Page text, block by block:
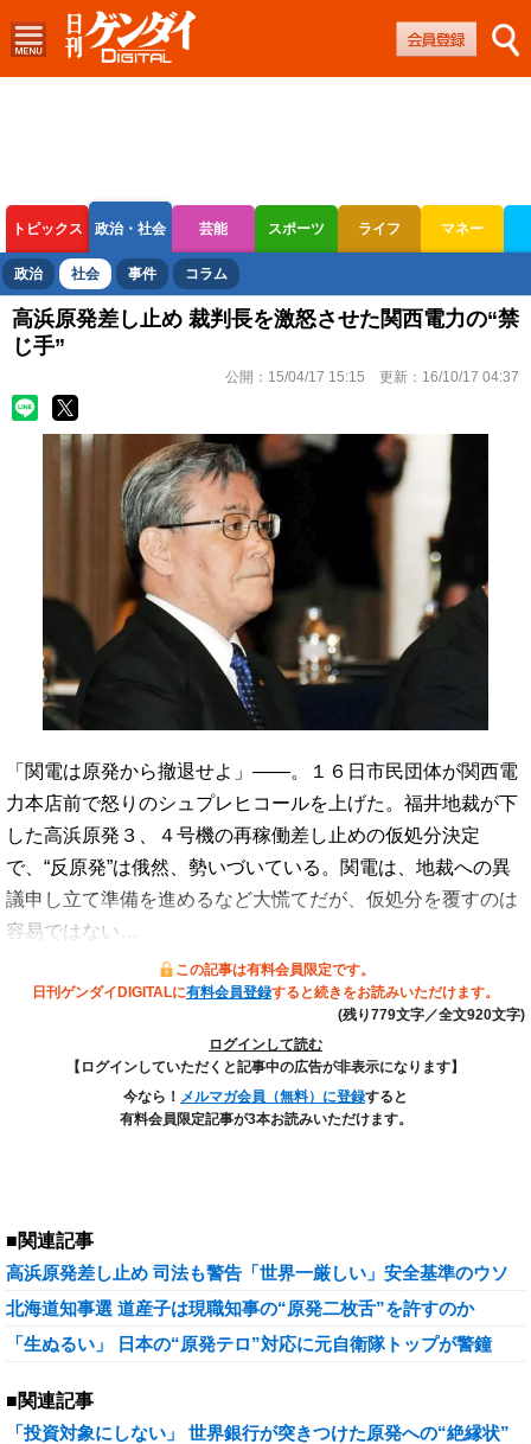
トピックス 政治・社会 芸能 スポーツ ライフ マネー
ボートレース 競輪 オートレース
政治 社会 事件 コラム
高浜原発差し止め 裁判長を激怒させた関西電力の“禁
じ手”
公開： 15/04/17 15:15 更新： 16/10/17 04:37
「関電は原発から撤退せよ」――。１６日市民団体が関西電
力本店前で怒りのシュプレヒコールを上げた。福井地裁が下
した高浜原発３、４号機の再稼働差し止めの仮処分決定
で、“反原発”は俄然、勢いづいている。関電は、地裁への異
議申し立て準備を進めるなど大慌てだが、仮処分を覆すのは
容易ではない…
この記事は有料会員限定です。
日刊ゲンダイDIGITALに有料会員登録すると続きをお読みいただけます。
(残り779文字／全文920文字)
ログインして読む
【ログインしていただくと記事中の広告が非表示になります】
今なら！ メルマガ会員（無料）に登録すると
有料会員限定記事が3本お読みいただけます。
■関連記事
高浜原発差し止め 司法も警告「世界一厳しい」安全基準のウソ
北海道知事選 道産子は現職知事の“原発二枚舌”を許すのか
「生ぬるい」 日本の“原発テロ”対応に元自衛隊トップが警鐘
■関連記事
「投資対象にしない」 世界銀行が突きつけた原発への“絶縁状”